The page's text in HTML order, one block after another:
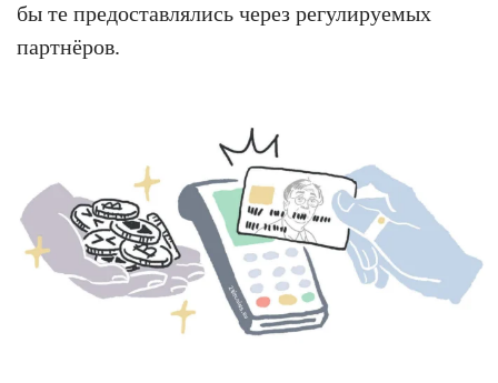
бы те предоставлялись через регулируемых
партнёров.